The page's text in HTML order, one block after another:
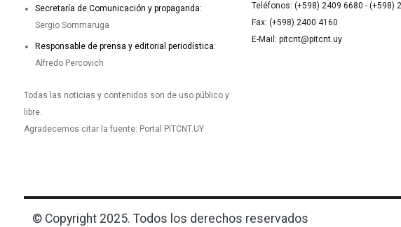
Secretaría de Comunicación y propaganda:
Sergio Sommaruga
Responsable de prensa y editorial periodística:
Alfredo Percovich
Todas las noticias y contenidos son de uso público y
libre.
Agradecemos citar la fuente: Portal PITCNT.UY
Teléfonos: (+598) 2409 6680 - (+598)
Fax: (+598) 2400 4160
E-Mail: pitcnt@pitcnt.uy
© Copyright 2025. Todos los derechos reservados